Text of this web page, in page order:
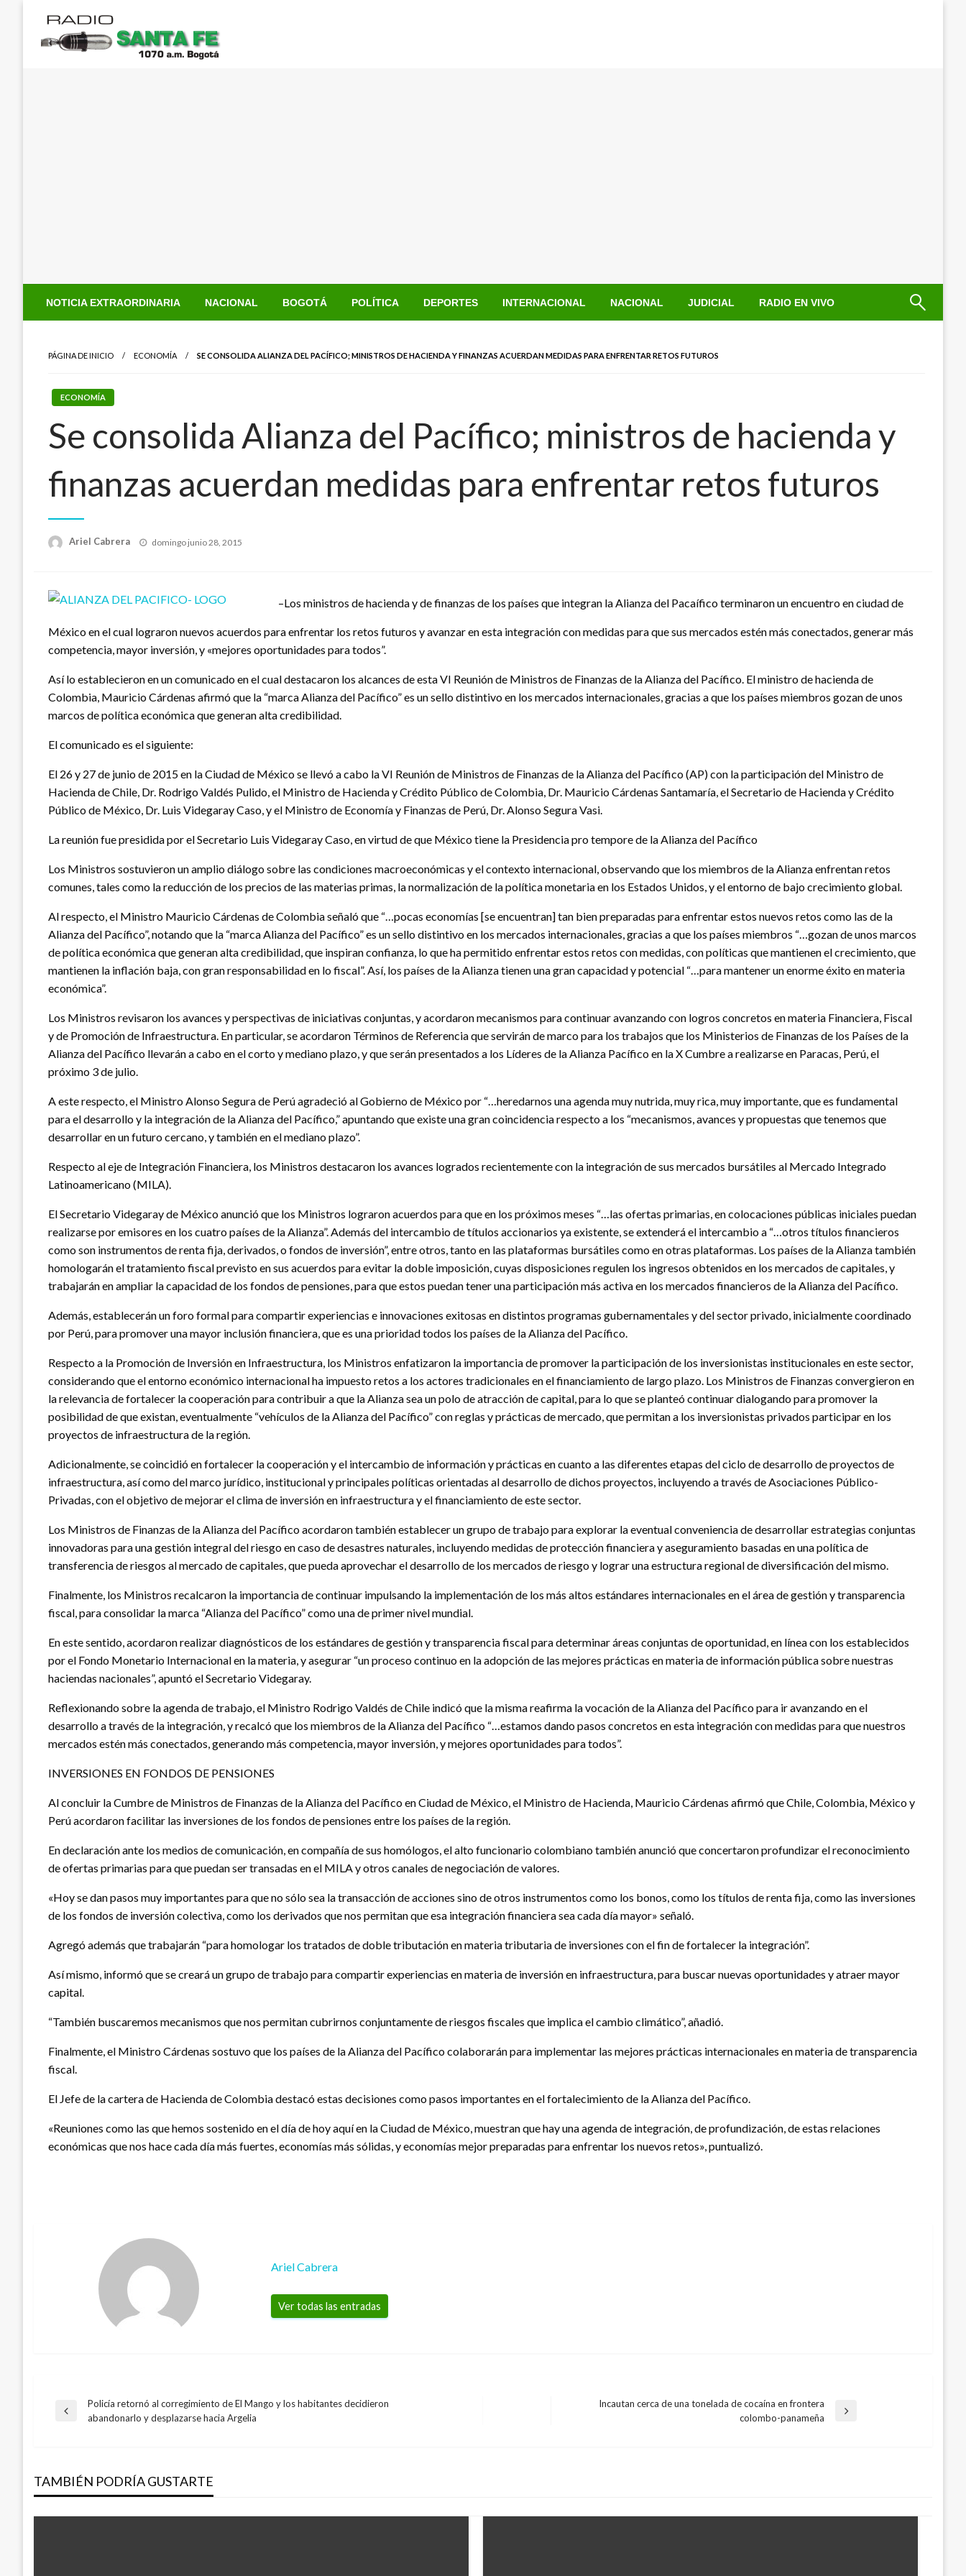
contenido
NOTICIA EXTRAORDINARIA NACIONAL BOGOTÁ POLÍTICA DEPORTES INTERNACIONAL NACIONAL JUDICIAL RADIO EN VIVO
PÁGINA DE INICIO ECONOMÍA SE CONSOLIDA ALIANZA DEL PACÍFICO; MINISTROS DE HACIENDA Y FINANZAS ACUERDAN MEDIDAS PARA ENFRENTAR RETOS FUTUROS
ECONOMÍA
Se consolida Alianza del Pacífico; ministros de hacienda y
finanzas acuerdan medidas para enfrentar retos futuros
Ariel Cabrera
Publicado
domingo junio 28, 2015
–Los ministros de hacienda y de finanzas de los países que integran la Alianza del Pacaífico terminaron un encuentro en ciudad de
México en el cual lograron nuevos acuerdos para enfrentar los retos futuros y avanzar en esta integración con medidas para que sus mercados estén más conectados, generar más
competencia, mayor inversión, y «mejores oportunidades para todos”.
Así lo establecieron en un comunicado en el cual destacaron los alcances de esta VI Reunión de Ministros de Finanzas de la Alianza del Pacífico. El ministro de hacienda de
Colombia, Mauricio Cárdenas afirmó que la “marca Alianza del Pacífico” es un sello distintivo en los mercados internacionales, gracias a que los países miembros gozan de unos
marcos de política económica que generan alta credibilidad.
El comunicado es el siguiente:
El 26 y 27 de junio de 2015 en la Ciudad de México se llevó a cabo la VI Reunión de Ministros de Finanzas de la Alianza del Pacífico (AP) con la participación del Ministro de
Hacienda de Chile, Dr. Rodrigo Valdés Pulido, el Ministro de Hacienda y Crédito Público de Colombia, Dr. Mauricio Cárdenas Santamaría, el Secretario de Hacienda y Crédito
Público de México, Dr. Luis Videgaray Caso, y el Ministro de Economía y Finanzas de Perú, Dr. Alonso Segura Vasi.
La reunión fue presidida por el Secretario Luis Videgaray Caso, en virtud de que México tiene la Presidencia pro tempore de la Alianza del Pacífico
Los Ministros sostuvieron un amplio diálogo sobre las condiciones macroeconómicas y el contexto internacional, observando que los miembros de la Alianza enfrentan retos
comunes, tales como la reducción de los precios de las materias primas, la normalización de la política monetaria en los Estados Unidos, y el entorno de bajo crecimiento global.
Al respecto, el Ministro Mauricio Cárdenas de Colombia señaló que “…pocas economías [se encuentran] tan bien preparadas para enfrentar estos nuevos retos como las de la
Alianza del Pacífico”, notando que la “marca Alianza del Pacífico” es un sello distintivo en los mercados internacionales, gracias a que los países miembros “…gozan de unos marcos
de política económica que generan alta credibilidad, que inspiran confianza, lo que ha permitido enfrentar estos retos con medidas, con políticas que mantienen el crecimiento, que
mantienen la inflación baja, con gran responsabilidad en lo fiscal”. Así, los países de la Alianza tienen una gran capacidad y potencial “…para mantener un enorme éxito en materia
económica”.
Los Ministros revisaron los avances y perspectivas de iniciativas conjuntas, y acordaron mecanismos para continuar avanzando con logros concretos en materia Financiera, Fiscal
y de Promoción de Infraestructura. En particular, se acordaron Términos de Referencia que servirán de marco para los trabajos que los Ministerios de Finanzas de los Países de la
Alianza del Pacífico llevarán a cabo en el corto y mediano plazo, y que serán presentados a los Líderes de la Alianza Pacífico en la X Cumbre a realizarse en Paracas, Perú, el
próximo 3 de julio.
A este respecto, el Ministro Alonso Segura de Perú agradeció al Gobierno de México por “…heredarnos una agenda muy nutrida, muy rica, muy importante, que es fundamental
para el desarrollo y la integración de la Alianza del Pacífico,” apuntando que existe una gran coincidencia respecto a los “mecanismos, avances y propuestas que tenemos que
desarrollar en un futuro cercano, y también en el mediano plazo”.
Respecto al eje de Integración Financiera, los Ministros destacaron los avances logrados recientemente con la integración de sus mercados bursátiles al Mercado Integrado
Latinoamericano (MILA).
El Secretario Videgaray de México anunció que los Ministros lograron acuerdos para que en los próximos meses “…las ofertas primarias, en colocaciones públicas iniciales puedan
realizarse por emisores en los cuatro países de la Alianza”. Además del intercambio de títulos accionarios ya existente, se extenderá el intercambio a “…otros títulos financieros
como son instrumentos de renta fija, derivados, o fondos de inversión”, entre otros, tanto en las plataformas bursátiles como en otras plataformas. Los países de la Alianza también
homologarán el tratamiento fiscal previsto en sus acuerdos para evitar la doble imposición, cuyas disposiciones regulen los ingresos obtenidos en los mercados de capitales, y
trabajarán en ampliar la capacidad de los fondos de pensiones, para que estos puedan tener una participación más activa en los mercados financieros de la Alianza del Pacífico.
Además, establecerán un foro formal para compartir experiencias e innovaciones exitosas en distintos programas gubernamentales y del sector privado, inicialmente coordinado
por Perú, para promover una mayor inclusión financiera, que es una prioridad todos los países de la Alianza del Pacífico.
Respecto a la Promoción de Inversión en Infraestructura, los Ministros enfatizaron la importancia de promover la participación de los inversionistas institucionales en este sector,
considerando que el entorno económico internacional ha impuesto retos a los actores tradicionales en el financiamiento de largo plazo. Los Ministros de Finanzas convergieron en
la relevancia de fortalecer la cooperación para contribuir a que la Alianza sea un polo de atracción de capital, para lo que se planteó continuar dialogando para promover la
posibilidad de que existan, eventualmente “vehículos de la Alianza del Pacífico” con reglas y prácticas de mercado, que permitan a los inversionistas privados participar en los
proyectos de infraestructura de la región.
Adicionalmente, se coincidió en fortalecer la cooperación y el intercambio de información y prácticas en cuanto a las diferentes etapas del ciclo de desarrollo de proyectos de
infraestructura, así como del marco jurídico, institucional y principales políticas orientadas al desarrollo de dichos proyectos, incluyendo a través de Asociaciones Público-
Privadas, con el objetivo de mejorar el clima de inversión en infraestructura y el financiamiento de este sector.
Los Ministros de Finanzas de la Alianza del Pacífico acordaron también establecer un grupo de trabajo para explorar la eventual conveniencia de desarrollar estrategias conjuntas
innovadoras para una gestión integral del riesgo en caso de desastres naturales, incluyendo medidas de protección financiera y aseguramiento basadas en una política de
transferencia de riesgos al mercado de capitales, que pueda aprovechar el desarrollo de los mercados de riesgo y lograr una estructura regional de diversificación del mismo.
Finalmente, los Ministros recalcaron la importancia de continuar impulsando la implementación de los más altos estándares internacionales en el área de gestión y transparencia
fiscal, para consolidar la marca “Alianza del Pacífico” como una de primer nivel mundial.
En este sentido, acordaron realizar diagnósticos de los estándares de gestión y transparencia fiscal para determinar áreas conjuntas de oportunidad, en línea con los establecidos
por el Fondo Monetario Internacional en la materia, y asegurar “un proceso continuo en la adopción de las mejores prácticas en materia de información pública sobre nuestras
haciendas nacionales”, apuntó el Secretario Videgaray.
Reflexionando sobre la agenda de trabajo, el Ministro Rodrigo Valdés de Chile indicó que la misma reafirma la vocación de la Alianza del Pacífico para ir avanzando en el
desarrollo a través de la integración, y recalcó que los miembros de la Alianza del Pacífico “…estamos dando pasos concretos en esta integración con medidas para que nuestros
mercados estén más conectados, generando más competencia, mayor inversión, y mejores oportunidades para todos”.
INVERSIONES EN FONDOS DE PENSIONES
Al concluir la Cumbre de Ministros de Finanzas de la Alianza del Pacífico en Ciudad de México, el Ministro de Hacienda, Mauricio Cárdenas afirmó que Chile, Colombia, México y
Perú acordaron facilitar las inversiones de los fondos de pensiones entre los países de la región.
En declaración ante los medios de comunicación, en compañía de sus homólogos, el alto funcionario colombiano también anunció que concertaron profundizar el reconocimiento
de ofertas primarias para que puedan ser transadas en el MILA y otros canales de negociación de valores.
«Hoy se dan pasos muy importantes para que no sólo sea la transacción de acciones sino de otros instrumentos como los bonos, como los títulos de renta fija, como las inversiones
de los fondos de inversión colectiva, como los derivados que nos permitan que esa integración financiera sea cada día mayor» señaló.
Agregó además que trabajarán “para homologar los tratados de doble tributación en materia tributaria de inversiones con el fin de fortalecer la integración”.
Así mismo, informó que se creará un grupo de trabajo para compartir experiencias en materia de inversión en infraestructura, para buscar nuevas oportunidades y atraer mayor
capital.
“También buscaremos mecanismos que nos permitan cubrirnos conjuntamente de riesgos fiscales que implica el cambio climático”, añadió.
Finalmente, el Ministro Cárdenas sostuvo que los países de la Alianza del Pacífico colaborarán para implementar las mejores prácticas internacionales en materia de transparencia
fiscal.
El Jefe de la cartera de Hacienda de Colombia destacó estas decisiones como pasos importantes en el fortalecimiento de la Alianza del Pacífico.
«Reuniones como las que hemos sostenido en el día de hoy aquí en la Ciudad de México, muestran que hay una agenda de integración, de profundización, de estas relaciones
económicas que nos hace cada día más fuertes, economías más sólidas, y economías mejor preparadas para enfrentar los nuevos retos», puntualizó.
Ariel Cabrera
Ver todas las entradas
Navegación
entradas
Entrada
Policía retornó al corregimiento de El Mango y los habitantes decidieron
abandonarlo y desplazarse hacia Argelia
Incautan cerca de una tonelada de cocaína en frontera
colombo-panameña
TAMBIÉN PODRÍA GUSTARTE